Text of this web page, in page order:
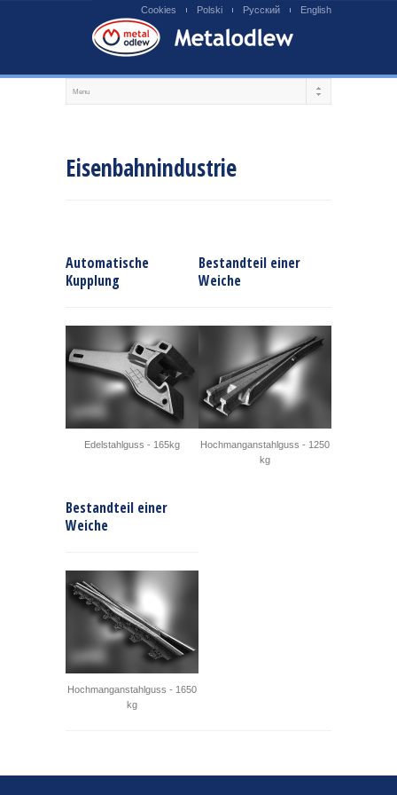
Cookies Polski Русский English
Eisenbahnindustrie
Automatische
Kupplung
Edelstahlguss - 165kg
Bestandteil einer
Weiche
Hochmanganstahlguss - 1250
kg
Bestandteil einer
Weiche
Hochmanganstahlguss - 1650
kg